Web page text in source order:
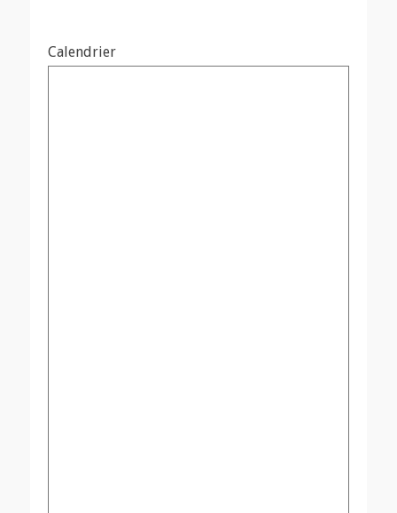
Calendrier